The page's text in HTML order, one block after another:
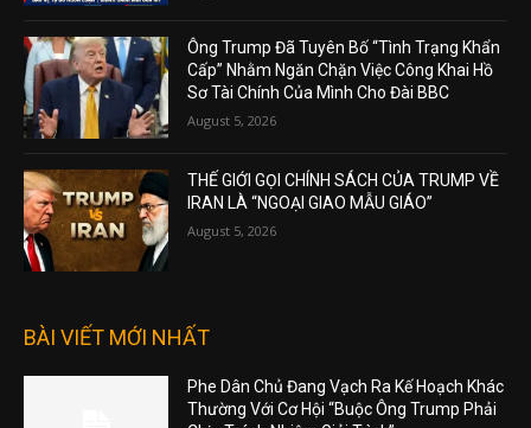
Ông Trump Đã Tuyên Bố “Tình Trạng Khẩn
Cấp” Nhằm Ngăn Chặn Việc Công Khai Hồ
Sơ Tài Chính Của Mình Cho Đài BBC
August 5, 2026
THẾ GIỚI GỌI CHÍNH SÁCH CỦA TRUMP VỀ
IRAN LÀ “NGOẠI GIAO MẪU GIÁO”
August 5, 2026
BÀI VIẾT MỚI NHẤT
Phe Dân Chủ Đang Vạch Ra Kế Hoạch Khác
Thường Với Cơ Hội “Buộc Ông Trump Phải